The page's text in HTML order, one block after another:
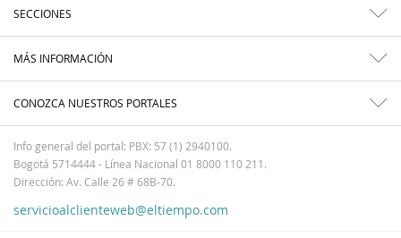
SECCIONES
MÁS INFORMACIÓN
CONOZCA NUESTROS PORTALES
Info general del portal: PBX: 57 (1) 2940100.
Bogotá 5714444 - Línea Nacional 01 8000 110 211.
Dirección: Av. Calle 26 # 68B-70.
servicioalclienteweb@eltiempo.com